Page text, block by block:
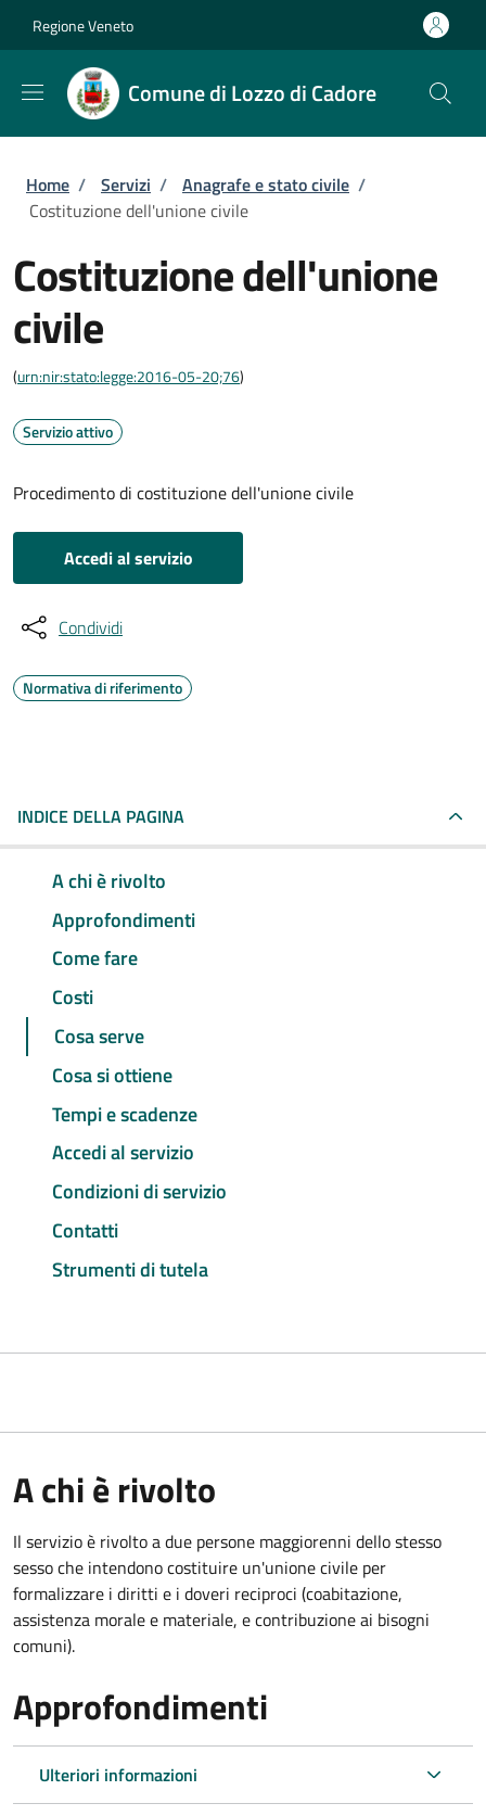
Regione Veneto
Comune di Lozzo di Cadore
Briciole di pane
Home / Servizi / Anagrafe e stato civile /
Costituzione dell'unione civile
Costituzione dell'unione
civile
(urn:nir:stato:legge:2016-05-20;76)
Servizio attivo
Procedimento di costituzione dell'unione civile
Accedi al servizio
Condividi
Normativa di riferimento
INDICE DELLA PAGINA
A chi è rivolto
Approfondimenti
Come fare
Costi
Cosa serve
Cosa si ottiene
Tempi e scadenze
Accedi al servizio
Condizioni di servizio
Contatti
Strumenti di tutela
A chi è rivolto
Il servizio è rivolto a due persone maggiorenni dello stesso
sesso che intendono costituire un'unione civile per
formalizzare i diritti e i doveri reciproci (coabitazione,
assistenza morale e materiale, e contribuzione ai bisogni
comuni).
Approfondimenti
Ulteriori informazioni